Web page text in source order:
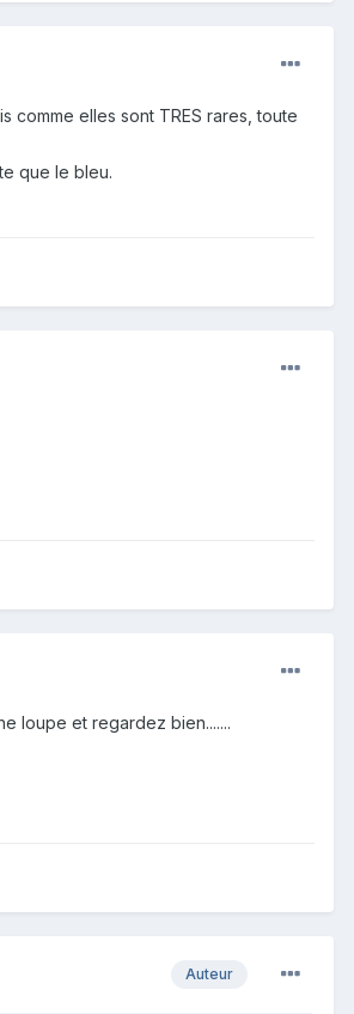
comme elles sont TRES rares, toute
que le bleu.
loupe et regardez bien.......
Auteur